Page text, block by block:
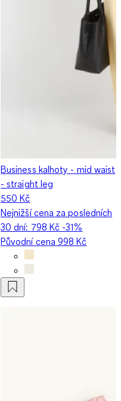
Business kalhoty - mid waist
- straight leg
550 Kč
Nejnižší cena za posledních
30 dní: 798 Kč -31%
Původní cena998 Kč